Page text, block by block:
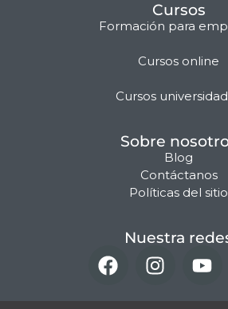
Cursos
Formación para
Cursos online
Cursos
Sobre
Blog
Contáctanos
Políticas del sitio
Nuestra